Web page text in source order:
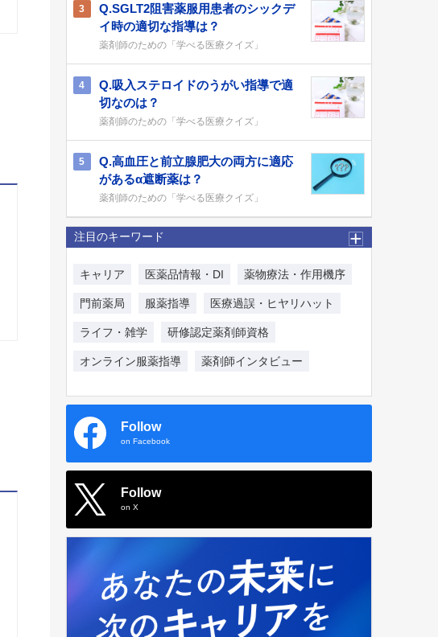
3
Q.SGLT2阻害薬服用患者のシックデ
イ時の適切な指導は？
薬剤師のための「学べる医療クイズ」
4
Q.吸入ステロイドのうがい指導で適
切なのは？
薬剤師のための「学べる医療クイズ」
5
Q.高血圧と前立腺肥大の両方に適応
があるα遮断薬は？
薬剤師のための「学べる医療クイズ」
注目のキーワード
キャリア 医薬品情報・DI 薬物療法・作用機序
門前薬局 服薬指導 医療過誤・ヒヤリハット
ライフ・雑学 研修認定薬剤師資格
オンライン服薬指導 薬剤師インタビュー
Follow
on Facebook
Follow
on X